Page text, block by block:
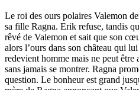
Le roi des ours polaires Valemon
sa fille Ragna. Erik refuse, tandis
rêvé de Valemon et sait que son
alors l’ours dans son château qui
redevient homme mais ne peut être
sans jamais se montrer. Ragna
question. Le bonheur est grand